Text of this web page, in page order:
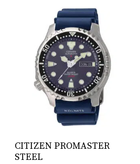
CITIZEN PROMASTER
STEEL